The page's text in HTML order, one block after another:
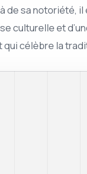
de sa notoriété,
culturelle et
célèbre la